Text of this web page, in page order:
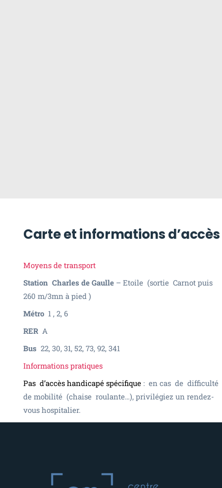
Carte et informations d’accès
Moyens de transport
Station Charles de Gaulle – Etoile (sortie Carnot puis
260 m/3mn à pied )
Métro 1 , 2, 6
RER A
Bus 22, 30, 31, 52, 73, 92, 341
Informations pratiques
Pas d’accès handicapé spécifique : en cas de difficulté
de mobilité (chaise roulante…), privilégiez un rendez-
vous hospitalier.